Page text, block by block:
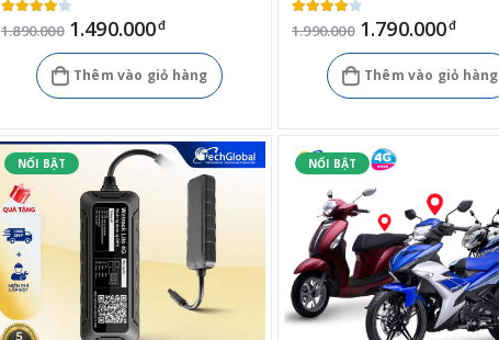
1.890.000 1.490.000đ
Thêm vào giỏ hàng
1.990.000 1.790.000đ
Thêm vào giỏ hàng